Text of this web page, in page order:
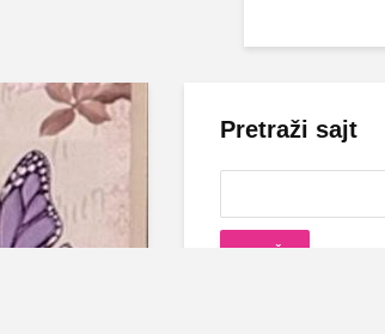
Pretraži sajt